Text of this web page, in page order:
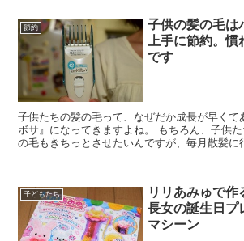
節約
子供の髪の毛は
上手に節約。
です
子供たちの髪の毛って、なぜだか成長が早くて
ボサ』になってきますよね。 もちろん、子供たちの身なりも含め髪
の毛もきちっとさせたいんですが、毎月散髪に
子どもたち
リリあみゅで作
長女の誕生日プ
マシーン